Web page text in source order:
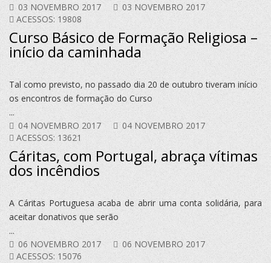
03 NOVEMBRO 2017
03 NOVEMBRO 2017
ACESSOS: 19808
Curso Básico de Formação Religiosa –
início da caminhada
Tal como previsto, no passado dia 20 de outubro tiveram início
os encontros de formação do Curso
...
04 NOVEMBRO 2017
04 NOVEMBRO 2017
ACESSOS: 13621
Cáritas, com Portugal, abraça vítimas
dos incêndios
A Cáritas Portuguesa acaba de abrir uma conta solidária, para
aceitar donativos que serão
...
06 NOVEMBRO 2017
06 NOVEMBRO 2017
ACESSOS: 15076